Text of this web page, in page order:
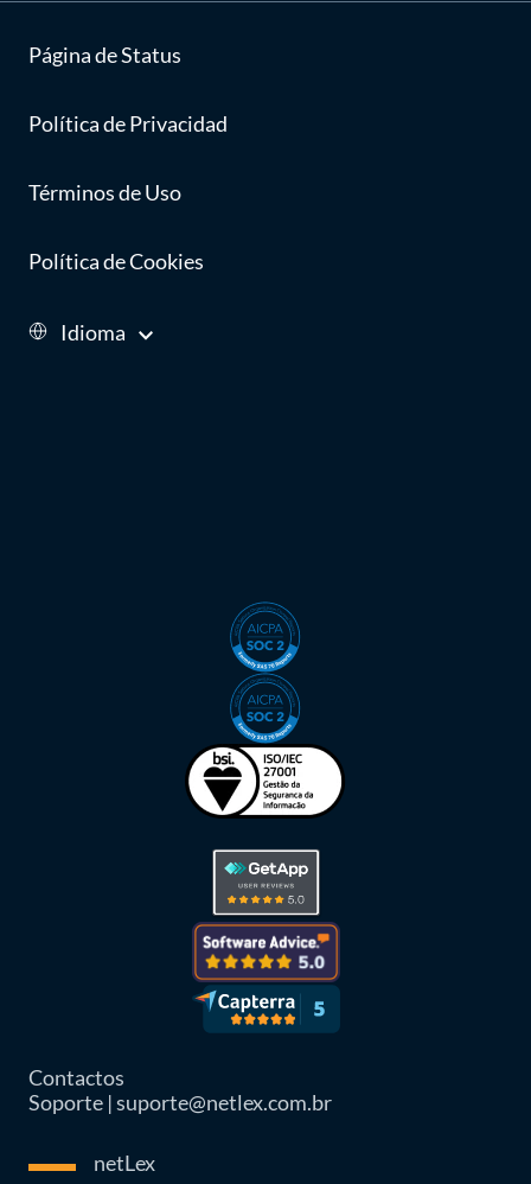
Página de Status
Política de Privacidad
Términos de Uso
Política de Cookies
Idioma
Contactos
Soporte | suporte@netlex.com.br
netLex